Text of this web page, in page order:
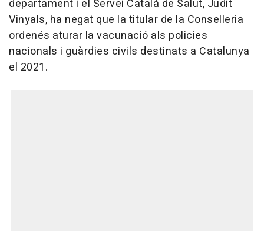
departament i el Servei Catalá de Salut, Judit
Vinyals, ha negat que la titular de la Conselleria
ordenés aturar la vacunació als policies
nacionals i guàrdies civils destinats a Catalunya
el 2021.